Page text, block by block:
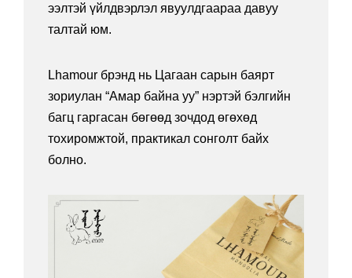
ээлтэй үйлдвэрлэл явуулдгаараа давуу
талтай юм.
Lhamour брэнд нь Цагаан сарын баярт
зориулан “Амар байна уу” нэртэй бэлгийн
багц гаргасан бөгөөд зочдод өгөхөд
тохиромжтой, практикал сонголт байх
болно.